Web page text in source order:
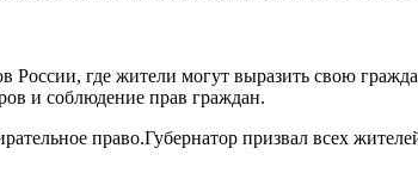
где жители могут выразить свою
и соблюдение прав граждан.
право.Губернатор призвал всех